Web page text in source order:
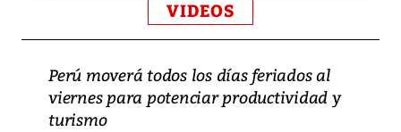
VIDEOS
Perú moverá todos los días feriados al
viernes para potenciar productividad y
turismo